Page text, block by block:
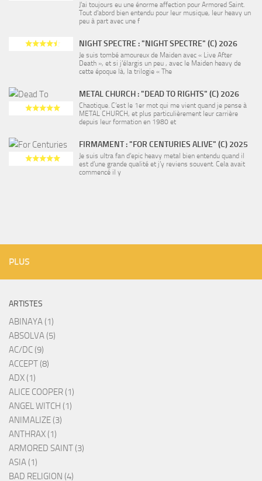
J’ai toujours eu une énorme affection pour Armored Saint.
Tout d’abord bien entendu pour leur musique, leur heavy un
peu à part avec une f
NIGHT SPECTRE : "NIGHT SPECTRE" (C) 2026
Je suis tombé amoureux de Maiden avec « Live After
Death », et si j’élargis un peu , avec le Maiden heavy de
cette époque là, la trilogie « The
METAL CHURCH : "DEAD TO RIGHTS" (C) 2026
Chaotique. C’est le 1er mot qui me vient quand je pense à
METAL CHURCH, et plus particulièrement leur carrière
depuis leur formation en 1980 et
FIRMAMENT : "FOR CENTURIES ALIVE" (C) 2025
Je suis ultra fan d’epic heavy metal bien entendu quand il
est d’une grande qualité et j’y reviens souvent. Cela avait
commencé il y
PLUS
ARTISTES
ABINAYA (1)
ABSOLVA (5)
AC/DC (9)
ACCEPT (8)
ADX (1)
ALICE COOPER (1)
ANGEL WITCH (1)
ANIMALIZE (3)
ANTHRAX (1)
ARMORED SAINT (3)
ASIA (1)
BAD RELIGION (4)